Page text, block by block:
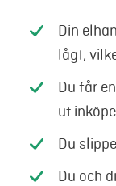
Din
lågt,
Du får
ut
Du
Du och